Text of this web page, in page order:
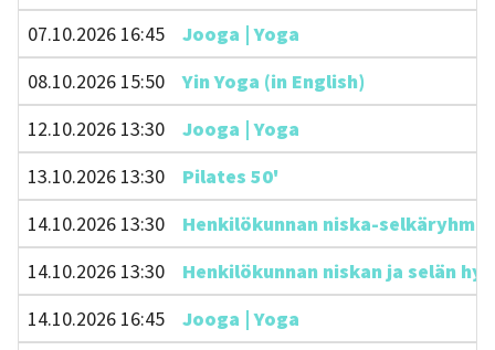
07.10.2026 16:45
Jooga | Yoga
08.10.2026 15:50
Yin Yoga (in English)
12.10.2026 13:30
Jooga | Yoga
13.10.2026 13:30
Pilates 50'
14.10.2026 13:30
Henkilökunnan niska-
14.10.2026 13:30
Henkilökunnan niskan ja selän
14.10.2026 16:45
Jooga | Yoga